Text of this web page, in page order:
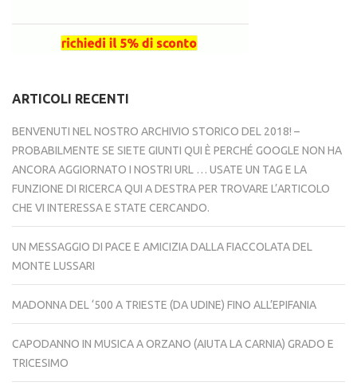
ARTICOLI RECENTI
BENVENUTI NEL NOSTRO ARCHIVIO STORICO DEL 2018! –
PROBABILMENTE SE SIETE GIUNTI QUI È PERCHÉ GOOGLE NON HA
ANCORA AGGIORNATO I NOSTRI URL … USATE UN TAG E LA
FUNZIONE DI RICERCA QUI A DESTRA PER TROVARE L’ARTICOLO
CHE VI INTERESSA E STATE CERCANDO.
UN MESSAGGIO DI PACE E AMICIZIA DALLA FIACCOLATA DEL
MONTE LUSSARI
MADONNA DEL ‘500 A TRIESTE (DA UDINE) FINO ALL’EPIFANIA
CAPODANNO IN MUSICA A ORZANO (AIUTA LA CARNIA) GRADO E
TRICESIMO